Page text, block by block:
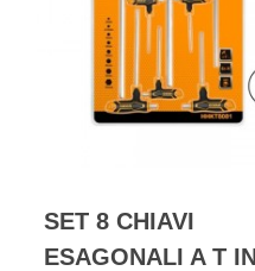
SET 8 CHIAVI
ESAGONALI A T